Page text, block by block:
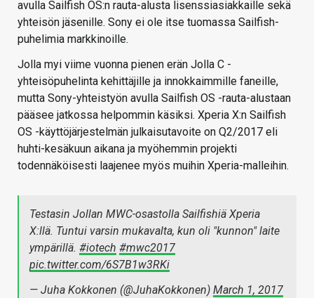
avulla Sailfish OS:n rauta-alusta lisenssiasiakkaille sekä
yhteisön jäsenille. Sony ei ole itse tuomassa Sailfish-
puhelimia markkinoille.
Jolla myi viime vuonna pienen erän Jolla C -
yhteisöpuhelinta kehittäjille ja innokkaimmille faneille,
mutta Sony-yhteistyön avulla Sailfish OS -rauta-alustaan
pääsee jatkossa helpommin käsiksi. Xperia X:n Sailfish
OS -käyttöjärjestelmän julkaisutavoite on Q2/2017 eli
huhti-kesäkuun aikana ja myöhemmin projekti
todennäköisesti laajenee myös muihin Xperia-malleihin.
Testasin Jollan MWC-osastolla Sailfishiä Xperia
X:llä. Tuntui varsin mukavalta, kun oli "kunnon" laite
ympärillä. #iotech #mwc2017
pic.twitter.com/6S7B1w3RKi
— Juha Kokkonen (@JuhaKokkonen) March 1, 2017